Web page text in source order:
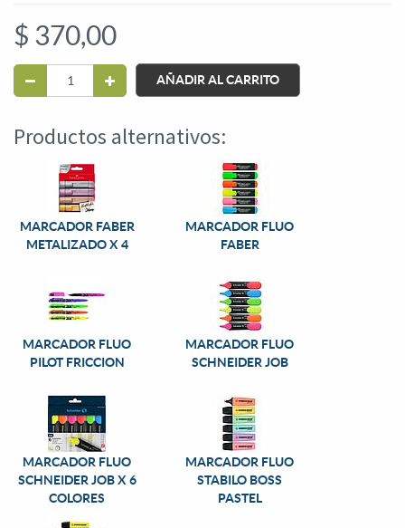
$ 370,00
AÑADIR AL CARRITO
Productos alternativos:
MARCADOR FABER
METALIZADO X 4
MARCADOR FLUO
FABER
MARCADOR FLUO
PILOT FRICCION
MARCADOR FLUO
SCHNEIDER JOB
MARCADOR FLUO
SCHNEIDER JOB X 6
COLORES
MARCADOR FLUO
STABILO BOSS
PASTEL